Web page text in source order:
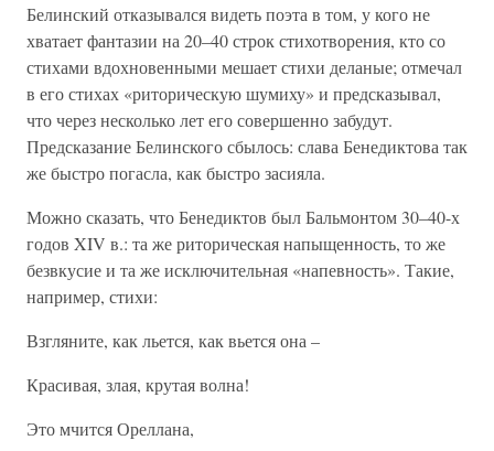
Белинский отказывался видеть поэта в том, у кого не
хватает фантазии на 20–40 строк стихотворения, кто со
стихами вдохновенными мешает стихи деланые; отмечал
в его стихах «риторическую шумиху» и предсказывал,
что через несколько лет его совершенно забудут.
Предсказание Белинского сбылось: слава Бенедиктова так
же быстро погасла, как быстро засияла.
Можно сказать, что Бенедиктов был Бальмонтом 30–40-х
годов XIV в.: та же риторическая напыщенность, то же
безвкусие и та же исключительная «напевность». Такие,
например, стихи:
Взгляните, как льется, как вьется она –
Красивая, злая, крутая волна!
Это мчится Ореллана,